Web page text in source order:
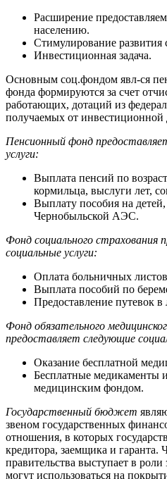
Расширение
населению.
Стимулирование
Инвестиционная задача.
Основным соц.фондом явл-ся
фонда формируются за счет
работающих, дотаций из
получаемых от инвестиционной
Пенсионный фонд
услуги:
Выплата пенсий по
кормильца, выслуги лет,
Выплату пособия на
Чернобыльской АЭС.
Фонд социального страхования
социальные услуги:
Оплата больничных
Выплата пособий по
Предоставление путевок
Фонд обязательного
предоставляет следующие
Оказание бесплатной
Бесплатные медикаменты
медицинским фондом.
Государственный бюджет
звеном государственных
отношения, в которых
кредитора, заемщика и гаранта.
правительства выступает в
могут использоваться на